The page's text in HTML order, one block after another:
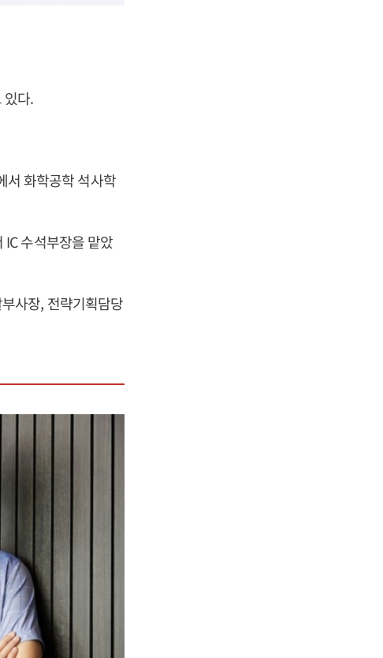
있다.
서 화학공학 석사학
수석부장을 맡았
사장, 전략기획담당